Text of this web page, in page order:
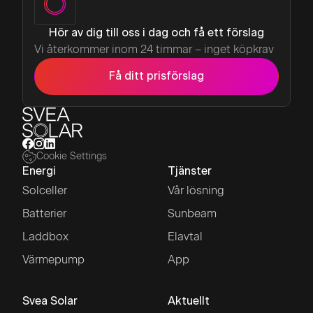
Hör av dig till oss i dag och få ett förslag
Vi återkommer inom 24 timmar – inget köpkrav
Få ditt prisförslag
Cookie Settings
Energi
Solceller
Batterier
Laddbox
Värmepump
Tjänster
Vår lösning
Sunbeam
Elavtal
App
Svea Solar Aktuellt